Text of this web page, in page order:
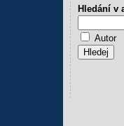
Hledání v
Autor